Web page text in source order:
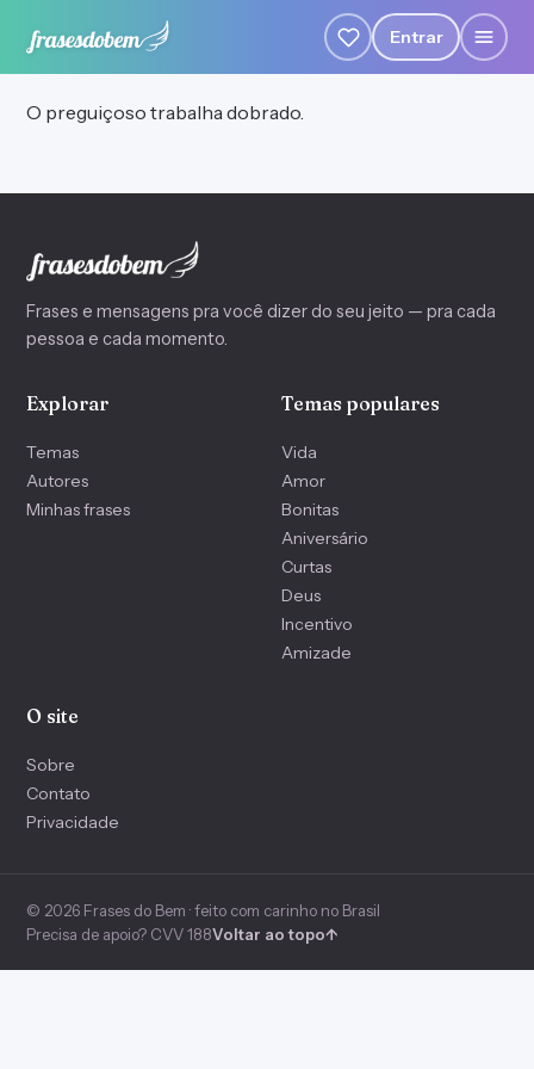
Entrar
O preguiçoso trabalha dobrado.
Frases e mensagens pra você dizer do seu jeito — pra cada
pessoa e cada momento.
Explorar
Temas
Autores
Minhas frases
Temas populares
Vida
Amor
Bonitas
Aniversário
Curtas
Deus
Incentivo
Amizade
O site
Sobre
Contato
Privacidade
© 2026 Frases do Bem · feito com carinho no Brasil
Precisa de apoio? CVV 188Voltar ao topo↑